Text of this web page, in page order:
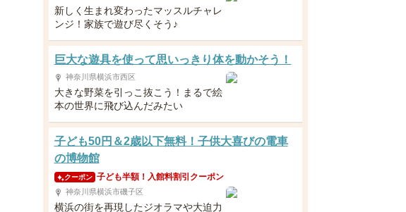
新しく生まれ変わったマッスルチャレ
ンジ！家族で遊び尽くそう♪
巨大な遊具を使って思いっきり体を動かそう！
神奈川県横浜市西区
大きな野菜を引っこ抜こう！まるで絵
本の世界に飛び込んだみたい
子ども50円＆2歳以下無料！子供大喜びの電車
の博物館
クーポン 子ども半額！入館料割引クーポン
神奈川県横浜市磯子区
横浜の街を再現したジオラマや大迫力